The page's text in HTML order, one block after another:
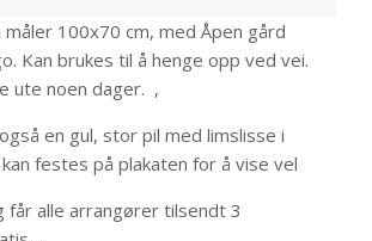
100x70 cm, med Åpen gård
Kan brukes til å henge opp ved vei.
ute noen dager. ,
en gul, stor pil med limslisse i
festes på plakaten for å vise vel
får alle arrangører tilsendt 3